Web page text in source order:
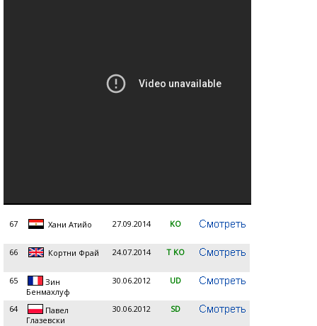
67 Хани Атийо 27.09.2014 KO
66 Кортни Фрай 24.07.2014 T KO
65
Зин
Бенмахлуф
30.06.2012 UD
64
Павел
Глазевски
30.06.2012 SD